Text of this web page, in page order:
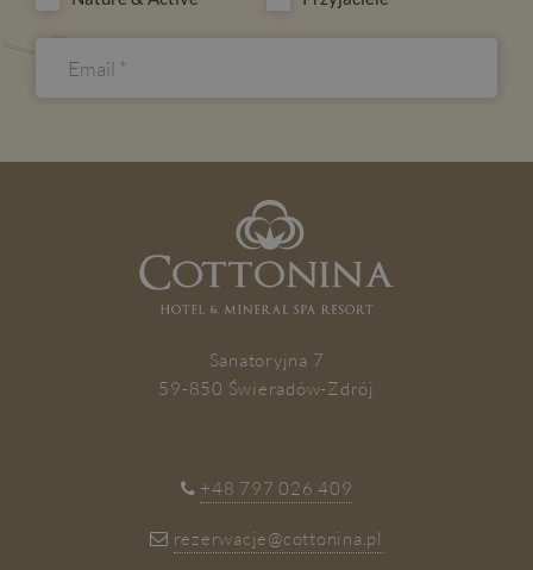
ZAPISZ SIĘ
Sanatoryjna 7
59-850 Świeradów-Zdrój
+48 797 026 409
rezerwacje@cottonina.pl